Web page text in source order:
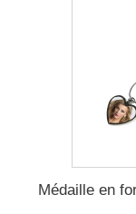
Médaille en